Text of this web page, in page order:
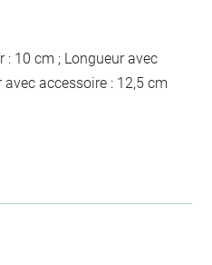
: 10 cm ; Longueur avec
accessoire : 12,5 cm